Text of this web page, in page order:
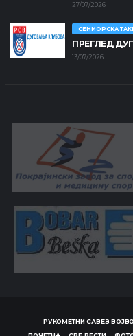
27/07/2026
СЕНИОРСКА
ПРЕГЛЕД
13/07/2026
РУКОМЕТНИ САВЕЗ